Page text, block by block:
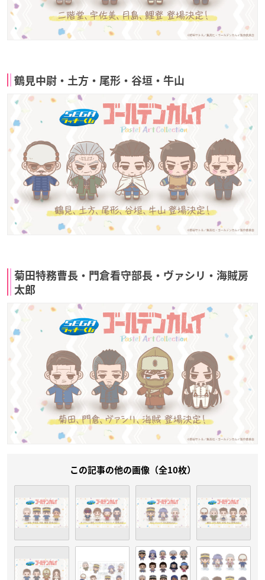
鶴見中尉・土方・尾形・谷垣・牛山
菊田特務曹長・門倉看守部長・ヴァシリ・海賊房
太郎
この記事の他の画像（全10枚）